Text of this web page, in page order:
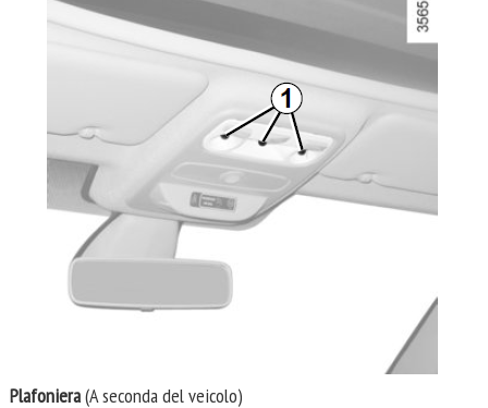
Plafoniera(A seconda del veicolo)